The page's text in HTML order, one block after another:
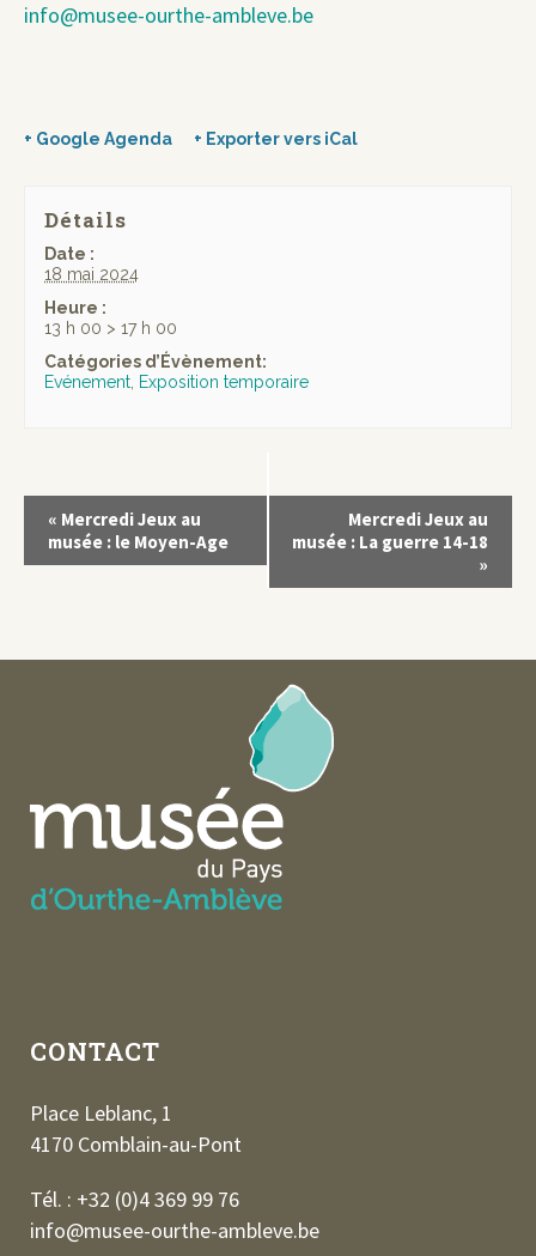
info@musee-ourthe-ambleve.be
+ Google Agenda + Exporter vers iCal
Détails
Date :
18 mai 2024
Heure :
13 h 00 > 17 h 00
Catégories d’Évènement:
Evénement, Exposition temporaire
« Mercredi Jeux au
musée : le Moyen-Age
Mercredi Jeux au
musée : La guerre 14-18
»
CONTACT
Place Leblanc, 1
4170 Comblain-au-Pont
Tél. : +32 (0)4 369 99 76
info@musee-ourthe-ambleve.be